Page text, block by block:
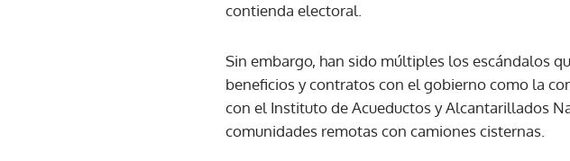
contienda electoral.
Sin embargo, han sido múltiples los escándalos
beneficios y contratos con el gobierno como la
con el Instituto de Acueductos y Alcantarillados
comunidades remotas con camiones cisternas.